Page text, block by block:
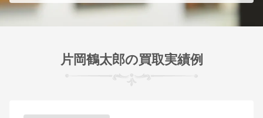
片岡鶴太郎の買取実績例